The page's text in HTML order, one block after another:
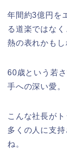
年間約3億円を
る道楽ではな
熱の表れかもし
60歳という若
手への深い愛。
こんな社長が
多くの人に支
ね。